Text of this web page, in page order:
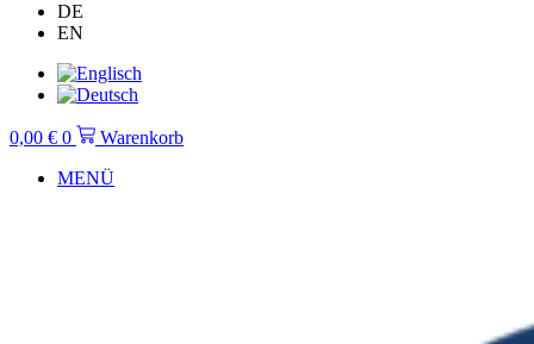
DE
EN
0,00 € 0
Warenkorb
MENÜ